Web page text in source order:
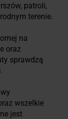
patroli,
terenie.
na
oraz
sprawdzą
wszelkie
jest